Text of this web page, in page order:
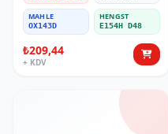
MAHLE
OX143D
HENGST
E154H D48
₺209,44
+ KDV